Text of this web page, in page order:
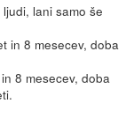
lani samo še
in 8 mesecev, doba
8 mesecev, doba